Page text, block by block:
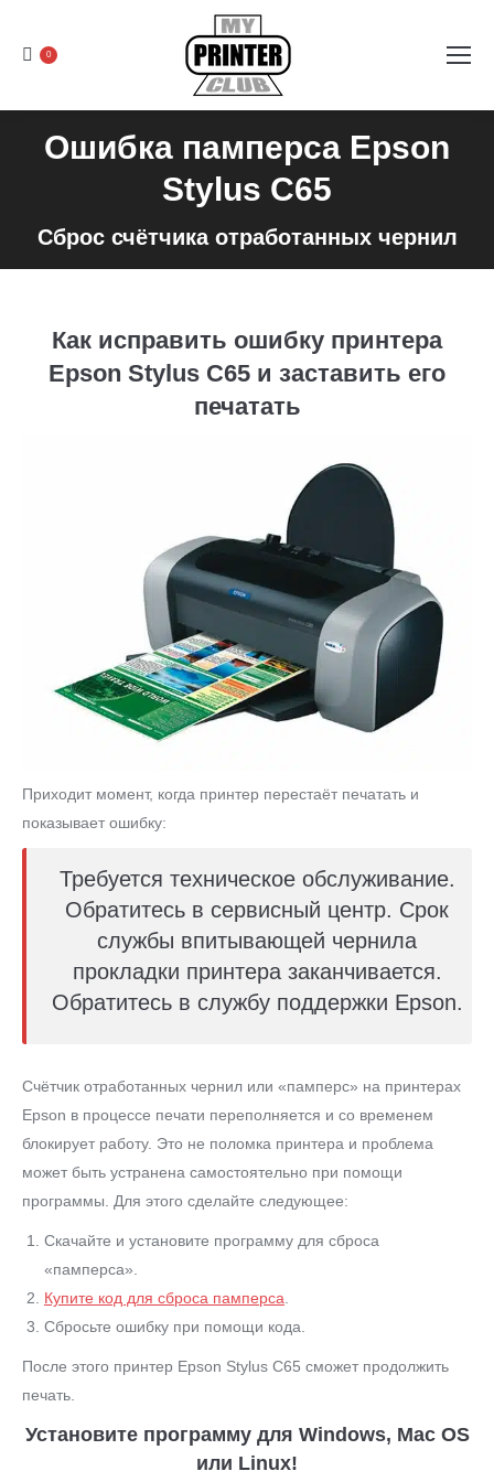
0
Ошибка памперса Epson
Stylus C65
Сброс счётчика отработанных чернил
Как исправить ошибку принтера
Epson Stylus C65 и заставить его
печатать
Приходит момент, когда принтер перестаёт печатать и
показывает ошибку:
Требуется техническое обслуживание.
Обратитесь в сервисный центр. Срок
службы впитывающей чернила
прокладки принтера заканчивается.
Обратитесь в службу поддержки Epson.
Счётчик отработанных чернил или «памперс» на принтерах
Epson в процессе печати переполняется и со временем
блокирует работу. Это не поломка принтера и проблема
может быть устранена самостоятельно при помощи
программы. Для этого сделайте следующее:
Скачайте и установите программу для сброса
«памперса».
Купите код для сброса памперса
Сбросьте ошибку при помощи кода.
После этого принтер Epson Stylus C65 сможет продолжить
печать.
Установите программу для Windows, Mac OS
или Linux!